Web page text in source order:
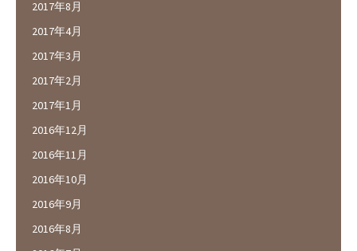
2017年8月
2017年4月
2017年3月
2017年2月
2017年1月
2016年12月
2016年11月
2016年10月
2016年9月
2016年8月